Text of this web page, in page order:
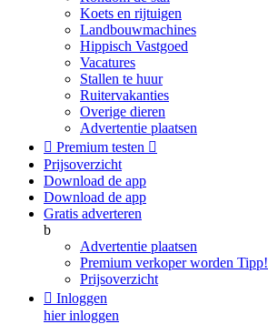
Koets en rijtuigen
Landbouwmachines
Hippisch Vastgoed
Vacatures
Stallen te huur
Ruitervakanties
Overige dieren
Advertentie plaatsen
 Premium testen 
Prijsoverzicht
Download de app
Download de app
Gratis adverteren
b
Advertentie plaatsen
Premium verkoper worden Tipp!
Prijsoverzicht
 Inloggen
hier inloggen